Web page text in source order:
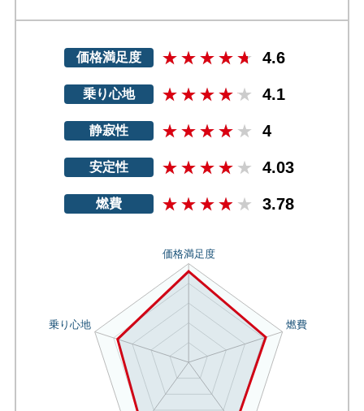
価格満足度 4.6
乗り心地 4.1
静寂性 4
安定性 4.03
燃費 3.78